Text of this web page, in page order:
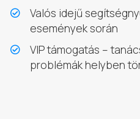
Valós idejű
események során
VIP támogatás –
problémák helyben